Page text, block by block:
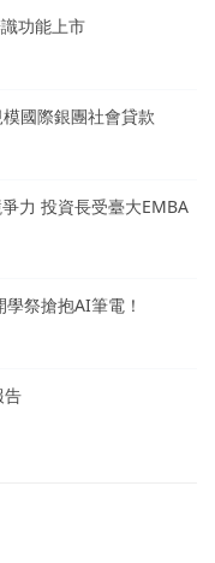
功能上市
國際銀團社會貸款
力 投資長受臺大EMBA
祭搶抱AI筆電！
告